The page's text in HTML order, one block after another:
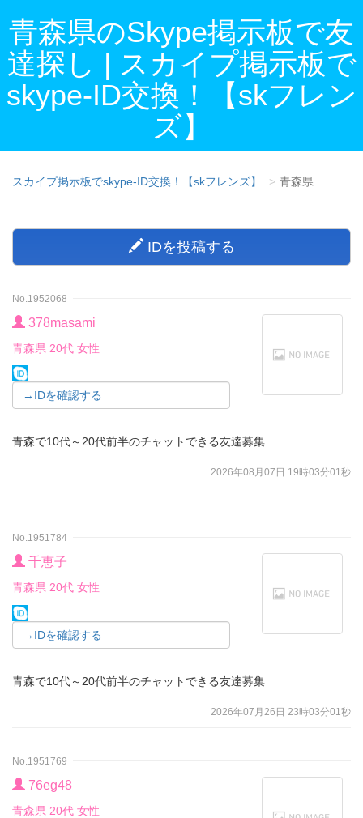
青森県のSkype掲示板で友
達探し | スカイプ掲示板で
skype-ID交換！【skフレン
ズ】
スカイプ掲示板でskype-ID交換！【skフレンズ】 青森県
IDを投稿する
No.1952068
378masami
青森県 20代 女性
→IDを確認する
青森で10代～20代前半のチャットできる友達募集
2026年08月07日 19時03分01秒
No.1951784
千恵子
青森県 20代 女性
→IDを確認する
青森で10代～20代前半のチャットできる友達募集
2026年07月26日 23時03分01秒
No.1951769
76eg48
青森県 20代 女性